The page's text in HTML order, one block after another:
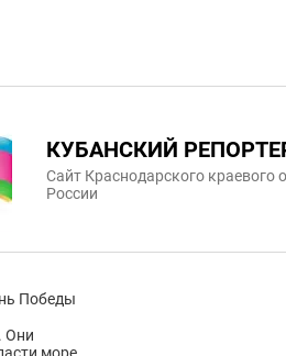
КУБАНСКИЙ
Сайт Краснодарского краевого
России
Победы
Они